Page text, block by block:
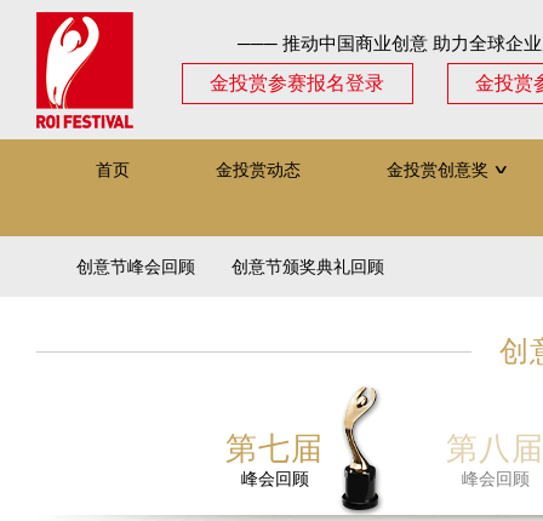
─── 推动中国商业创意 助力全球企
金投赏参赛报名登录
金投赏
首页 金投赏动态 金投赏创意奖 ∨
创意节峰会回顾 创意节颁奖典礼回顾
创
第七届
峰会回顾
第八
峰会回顾